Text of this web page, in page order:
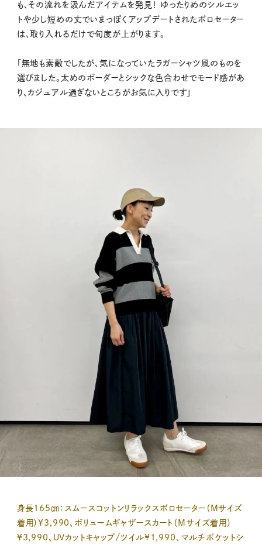
も、その流れを汲んだアイテムを発見！ ゆったりめのシルエッ
トや少し短めの丈でいまっぽくアップデートされたポロセーター
は、取り入れるだけで旬度が上がります。
「無地も素敵でしたが、気になっていたラガーシャツ風のものを
選びました。太めのボーダーとシックな色合わせでモード感があ
り、カジュアル過ぎないところがお気に入りです」
身長165㎝：スムースコットンリラックスポロセーター（Mサイズ
着用）¥3,990、ボリュームギャザースカート（Mサイズ着用）
¥3,990、UVカットキャップ/ツイル¥1,990、マルチポケットシ